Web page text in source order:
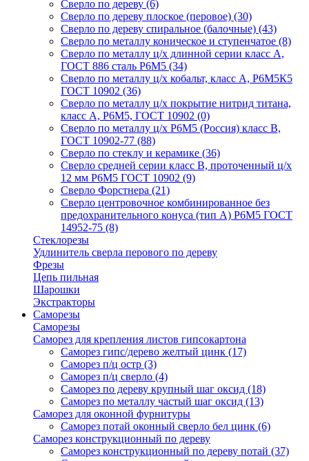
Сверло по дереву (6)
Сверло по дереву плоское (перовое) (30)
Сверло по дереву спиральное (балочные) (43)
Сверло по металлу коническое и ступенчатое (8)
Сверло по металлу ц/х длинной серии класс А,
ГОСТ 886 сталь Р6М5 (34)
Сверло по металлу ц/х кобальт, класс А, Р6М5К5
ГОСТ 10902 (36)
Сверло по металлу ц/х покрытие нитрид титана,
класс А, Р6М5, ГОСТ 10902 (0)
Сверло по металлу ц/х Р6М5 (Россия) класс В,
ГОСТ 10902-77 (88)
Сверло по стеклу и керамике (36)
Сверло средней серии класс В, проточенный ц/х
12 мм Р6М5 ГОСТ 10902 (9)
Сверло Форстнера (21)
Сверло центровочное комбинированное без
предохранительного конуса (тип А) Р6М5 ГОСТ
14952-75 (8)
Стеклорезы
Удлинитель сверла перового по дереву
Фрезы
Цепь пильная
Шарошки
Экстракторы
Саморезы
Саморезы
Саморез для крепления листов гипсокартона
Саморез гипс/дерево желтый цинк (17)
Саморез п/ц остр (3)
Саморез п/ц сверло (4)
Саморез по дереву крупный шаг оксид (18)
Саморез по металлу частый шаг оксид (13)
Саморез для оконной фурнитуры
Саморез потай оконный сверло бел цинк (6)
Саморез конструкционный по дереву
Саморез конструкционный по дереву потай (37)